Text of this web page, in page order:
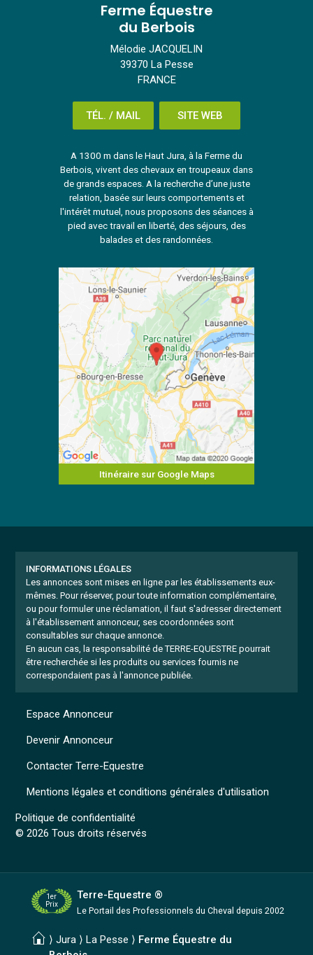
Ferme Équestre
du Berbois
Mélodie JACQUELIN
39370 La Pesse
FRANCE
TÉL. / MAIL SITE WEB
A 1300 m dans le Haut Jura, à la Ferme du
Berbois, vivent des chevaux en troupeaux dans
de grands espaces. A la recherche d’une juste
relation, basée sur leurs comportements et
l'intérêt mutuel, nous proposons des séances à
pied avec travail en liberté, des séjours, des
balades et des randonnées.
Itinéraire sur Google Maps
INFORMATIONS LÉGALES
Les annonces sont mises en ligne par les établissements eux-
mêmes. Pour réserver, pour toute information complémentaire,
ou pour formuler une réclamation, il faut s'adresser directement
à l'établissement annonceur, ses coordonnées sont
consultables sur chaque annonce.
En aucun cas, la responsabilité de TERRE-EQUESTRE pourrait
être recherchée si les produits ou services fournis ne
correspondaient pas à l'annonce publiée.
Mentions légales et conditions générales d'utilisation
Politique de confidentialité
© 2026 Tous droits réservés
Espace Annonceur
Devenir Annonceur
Contacter Terre-Equestre
1er
Prix
Terre-Equestre ®
Le Portail des Professionnels du Cheval depuis 2002
⟩ Jura ⟩ La Pesse ⟩ Ferme Équestre du